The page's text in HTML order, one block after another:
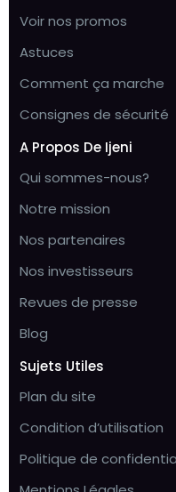
Voir nos promos
Astuces
Comment ça marche
Consignes de sécurité
A Propos De Ijeni
Qui sommes-nous?
Notre mission
Nos partenaires
Nos investisseurs
Revues de presse
Blog
Sujets Utiles
Plan du site
Condition d’utilisation
Politique de